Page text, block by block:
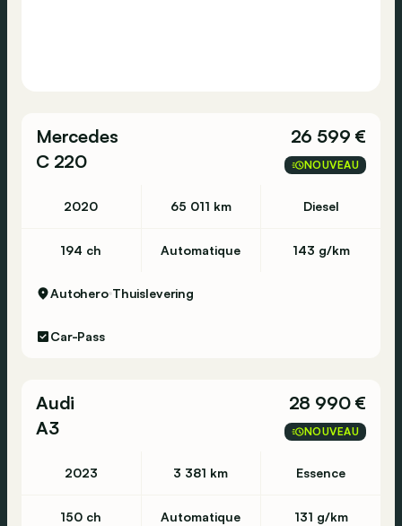
Mercedes
C 220
26 599 €
NOUVEAU
2020 65 011 km Diesel
194 ch Automatique 143 g/km
Autohero Thuislevering
Car-Pass
Audi
A3
28 990 €
NOUVEAU
2023 3 381 km Essence
150 ch Automatique 131 g/km